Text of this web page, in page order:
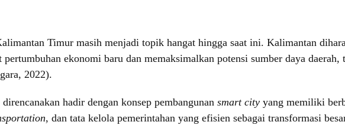
Timur masih menjadi topik hangat hingga saat ini. Kalimantan
pertumbuhan ekonomi baru dan memaksimalkan potensi sumber daya
2022).
hadir dengan konsep pembangunan smart city yang memiliki
, dan tata kelola pemerintahan yang efisien sebagai transformasi